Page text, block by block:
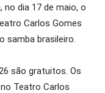
no dia 17 de maio, o
Carlos Gomes
samba brasileiro.
são gratuitos. Os
Teatro Carlos